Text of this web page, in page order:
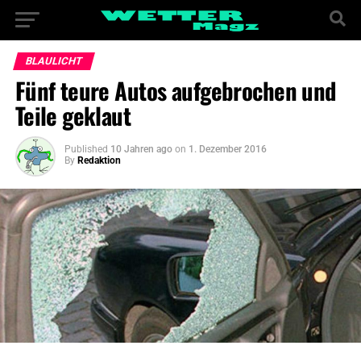
BLAULICHT
Fünf teure Autos aufgebrochen und
Teile geklaut
Published 10 Jahren ago on 1. Dezember 2016
By Redaktion